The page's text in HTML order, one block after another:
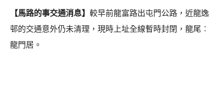
【馬路的事交通消息】 較早前龍富路出屯門公路，近龍逸
邨的交通意外仍未清理，現時上址全線暫時封閉，龍尾︰
龍門居。